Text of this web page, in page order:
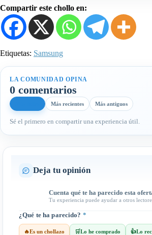
Compartir este chollo en:
Etiquetas: Samsung
LA COMUNIDAD OPINA
0 comentarios
Más recientes Más antiguos
Sé el primero en compartir una experiencia útil.
Deja tu opinión
Cuenta qué te ha parecido esta
Tu experiencia puede ayudar a otros
¿Qué te ha parecido? *
🔥Es un chollazo 🛒Lo he comprado 👍Lo